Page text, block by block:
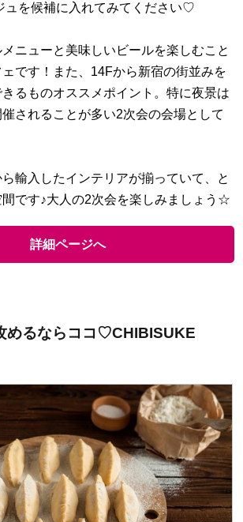
ュを候補に入れてみてください♡
ニューと美味しいビールを楽しむこと
です！また、14Fから新宿の街並みを
るものオススメポイント。特に夜景は
されることが多い2次会の会場として
輸入したインテリアが揃っていて、と
です♪大人の2次会を楽しみましょう☆
詳細ページへ
めるならココ♡CHIBISUKE